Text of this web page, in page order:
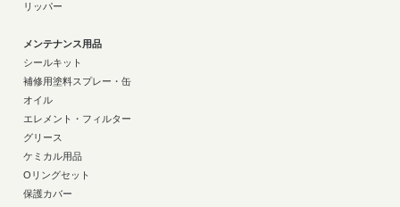
リッパー
メンテナンス用品
シールキット
補修用塗料スプレー・缶
オイル
エレメント・フィルター
グリース
ケミカル用品
Oリングセット
保護カバー